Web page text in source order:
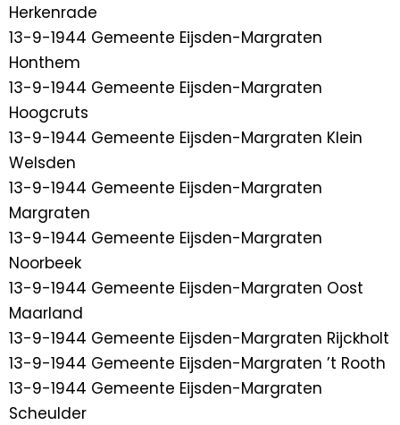
Herkenrade
13-9-1944 Gemeente Eijsden-Margraten
Honthem
13-9-1944 Gemeente Eijsden-Margraten
Hoogcruts
13-9-1944 Gemeente Eijsden-Margraten Klein
Welsden
13-9-1944 Gemeente Eijsden-Margraten
Margraten
13-9-1944 Gemeente Eijsden-Margraten
Noorbeek
13-9-1944 Gemeente Eijsden-Margraten Oost
Maarland
13-9-1944 Gemeente Eijsden-Margraten Rijckholt
13-9-1944 Gemeente Eijsden-Margraten ’t Rooth
13-9-1944 Gemeente Eijsden-Margraten
Scheulder